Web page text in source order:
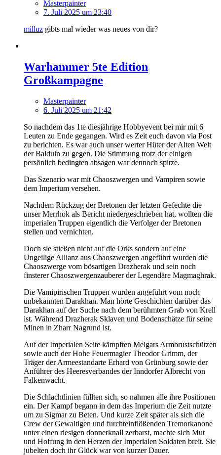
Masterpainter
7. Juli 2025 um 23:40
milluz gibts mal wieder was neues von dir?
Warhammer 5te Edition
Großkampagne
Masterpainter
6. Juli 2025 um 21:42
So nachdem das 1te diesjährige Hobbyevent bei mir mit 6
Leuten zu Ende gegangen. Wird es Zeit euch davon via Post
zu berichten. Es war auch unser werter Hüter der Alten Welt
der Balduin zu gegen. Die Stimmung trotz der einigen
persönlich bedingten absagen war dennoch spitze.
Das Szenario war mit Chaoszwergen und Vampiren sowie
dem Imperium versehen.
Nachdem Rückzug der Bretonen der letzten Gefechte die
unser Merrhok als Bericht niedergeschrieben hat, wollten die
imperialen Truppen eigentlich die Verfolger der Bretonen
stellen und vernichten.
Doch sie stießen nicht auf die Orks sondern auf eine
Ungeilige Allianz aus Chaoszwergen angeführt wurden die
Chaoszwerge vom bösartigen Drazherak und sein noch
finsterer Chaoszwergenzauberer der Legendäre Magmaghrak.
Die Vamipirischen Truppen wurden angeführt vom noch
unbekannten Darakhan. Man hörte Geschichten darüber das
Darakhan auf der Suche nach dem berühmten Grab von Krell
ist. Während Drazherak Sklaven und Bodenschätze für seine
Minen in Zharr Nagrund ist.
Auf der Imperialen Seite kämpften Melgars Armbrustschützen
sowie auch der Hohe Feuermagier Theodor Grimm, der
Träger der Armeestandarte Erhard von Grünburg sowie der
Anführer des Heeresverbandes der Inndorfer Albrecht von
Falkenwacht.
Die Schlachtlinien füllten sich, so nahmen alle ihre Positionen
ein. Der Kampf begann in dem das Imperium die Zeit nutzte
um zu Sigmar zu Beten. Und kurze Zeit später als sich die
Crew der Gewaltigen und furchteinflößenden Tremorkanone
unter einen riesigen donnerknall zerbarst, machte sich Mut
und Hoffung in den Herzen der Imperialen Soldaten breit. Sie
jubelten doch ihr Glück war von kurzer Dauer.